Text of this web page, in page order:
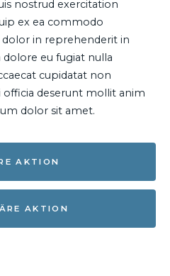
nostrud exercitation
ex ea commodo
dolor in reprehenderit in
dolore eu fugiat nulla
cupidatat non
deserunt mollit anim
dolor sit amet.
AKTION
AKTION